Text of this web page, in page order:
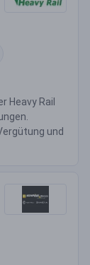
Heavy Rail
und